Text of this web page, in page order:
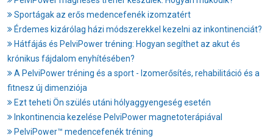
Sportágak az erős medencefenék izomzatért
Érdemes kizárólag házi módszerekkel kezelni az inkontinenciát?
Hátfájás és PelviPower tréning: Hogyan segíthet az akut és
krónikus fájdalom enyhítésében?
A PelviPower tréning és a sport - Izomerősítés, rehabilitáció és a
fitnesz új dimenziója
Ezt teheti Ön szülés utáni hólyaggyengeség esetén
Inkontinencia kezelése PelviPower magnetoterápiával
PelviPower™ medencefenék tréning